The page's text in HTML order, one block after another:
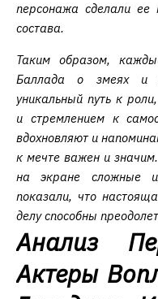
персонажа сделали ее
состава.
Таким образом,
Баллада о змеях и
уникальный путь к
и стремлением к
вдохновляют и
к мечте важен и
на экране сложные
показали, что
делу способны
Анализ
Актеры